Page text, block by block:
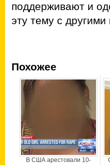
поддерживают и
эту тему с
Похожее
В США арестовали 10-